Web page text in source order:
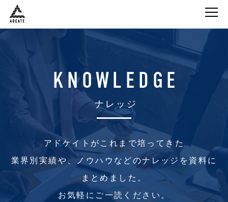
KNOWLEDGE
ナレッジ
アドケイトがこれまで培ってきた
業界別実績や、ノウハウなどのナレッジを資料に
まとめました。
お気軽にご一読ください。